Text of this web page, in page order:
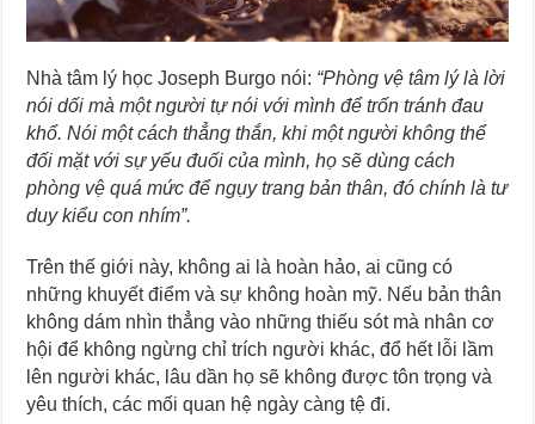
Nhà tâm lý học Joseph Burgo nói: “Phòng vệ tâm lý là lời
nói dối mà một người tự nói với mình để trốn tránh đau
khổ. Nói một cách thẳng thắn, khi một người không thể
đối mặt với sự yếu đuối của mình, họ sẽ dùng cách
phòng vệ quá mức để ngụy trang bản thân, đó chính là tư
duy kiểu con nhím”.
Trên thế giới này, không ai là hoàn hảo, ai cũng có
những khuyết điểm và sự không hoàn mỹ. Nếu bản thân
không dám nhìn thẳng vào những thiếu sót mà nhân cơ
hội để không ngừng chỉ trích người khác, đổ hết lỗi lầm
lên người khác, lâu dần họ sẽ không được tôn trọng và
yêu thích, các mối quan hệ ngày càng tệ đi.